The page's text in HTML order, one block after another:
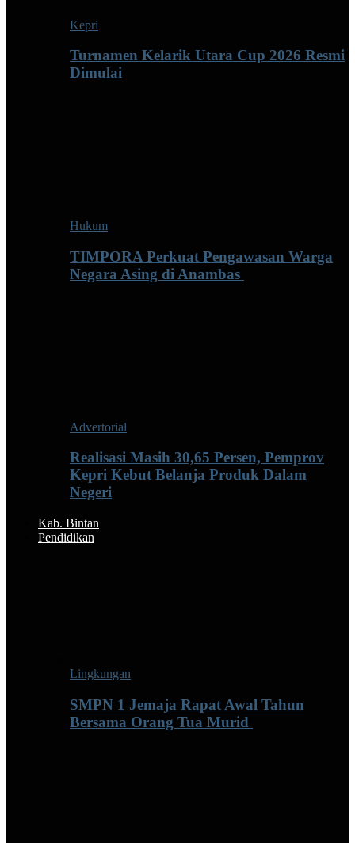
Kepri
Turnamen Kelarik Utara Cup 2026 Resmi
Dimulai
Hukum
TIMPORA Perkuat Pengawasan Warga
Negara Asing di Anambas ‎
Advertorial
Realisasi Masih 30,65 Persen, Pemprov
Kepri Kebut Belanja Produk Dalam
Negeri
Kab. Bintan
Pendidikan
Lingkungan
SMPN 1 Jemaja Rapat Awal Tahun
Bersama Orang Tua Murid ‎